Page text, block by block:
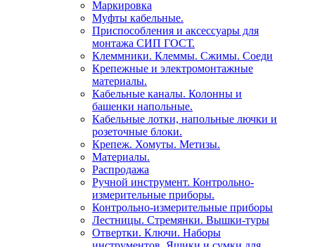
Маркировка
Муфты кабельные.
Приспособления и аксессуары для
монтажа СИП ГОСТ.
Клеммники. Клеммы. Сжимы. Соеди
Крепежные и электромонтажные
материалы.
Кабельные каналы. Колонны и
башенки напольные.
Кабельные лотки, напольные лючки и
розеточные блоки.
Крепеж. Хомуты. Метизы.
Материалы.
Распродажа
Ручной инструмент. Контрольно-
измерительные приборы.
Контрольно-измерительные приборы
Лестницы. Стремянки. Вышки-туры
Отвертки. Ключи. Наборы